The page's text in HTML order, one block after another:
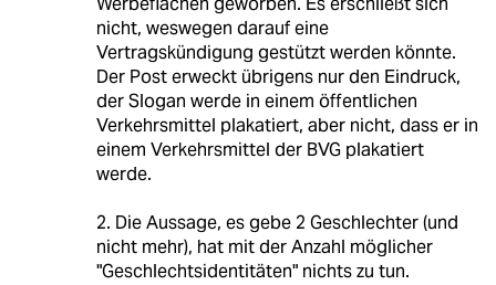
nicht, weswegen darauf eine
Vertragskündigung gestützt werden könnte.
Der Post erweckt übrigens nur den Eindruck,
der Slogan werde in einem öffentlichen
Verkehrsmittel plakatiert, aber nicht, dass er in
einem Verkehrsmittel der BVG plakatiert
werde.
2. Die Aussage, es gebe 2 Geschlechter (und
nicht mehr), hat mit der Anzahl möglicher
"Geschlechtsidentitäten" nichts zu tun.